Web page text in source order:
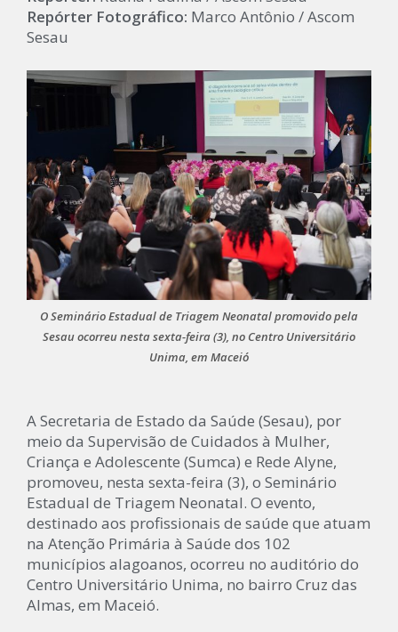
Repórter Fotográfico: Marco Antônio / Ascom
Sesau
O Seminário Estadual de Triagem Neonatal promovido pela
Sesau ocorreu nesta sexta-feira (3), no Centro Universitário
Unima, em Maceió
A Secretaria de Estado da Saúde (Sesau), por
meio da Supervisão de Cuidados à Mulher,
Criança e Adolescente (Sumca) e Rede Alyne,
promoveu, nesta sexta-feira (3), o Seminário
Estadual de Triagem Neonatal. O evento,
destinado aos profissionais de saúde que atuam
na Atenção Primária à Saúde dos 102
municípios alagoanos, ocorreu no auditório do
Centro Universitário Unima, no bairro Cruz das
Almas, em Maceió.